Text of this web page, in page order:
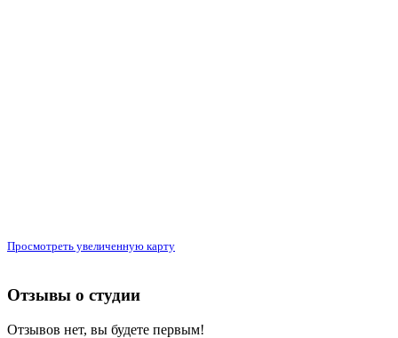
Просмотреть увеличенную карту
Отзывы о студии
Отзывов нет, вы будете первым!